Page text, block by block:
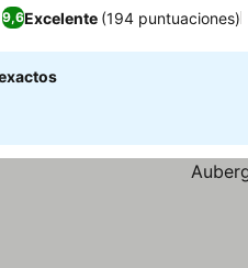
9,6Excelente (194 puntuaciones)